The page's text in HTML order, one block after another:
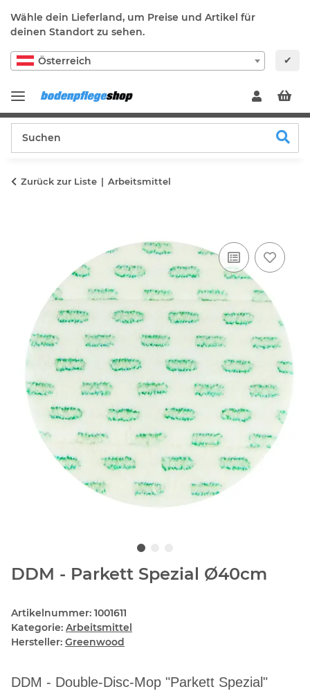
Wähle dein Lieferland, um Preise und Artikel für
deinen Standort zu sehen.
Österreich ✔
Zurück zur Liste Arbeitsmittel
DDM - Parkett Spezial Ø40cm
Artikelnummer: 1001611
Kategorie: Arbeitsmittel
Hersteller: Greenwood
DDM - Double-Disc-Mop "Parkett Spezial"